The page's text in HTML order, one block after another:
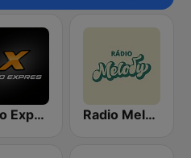
Radio Expres Radio Melody